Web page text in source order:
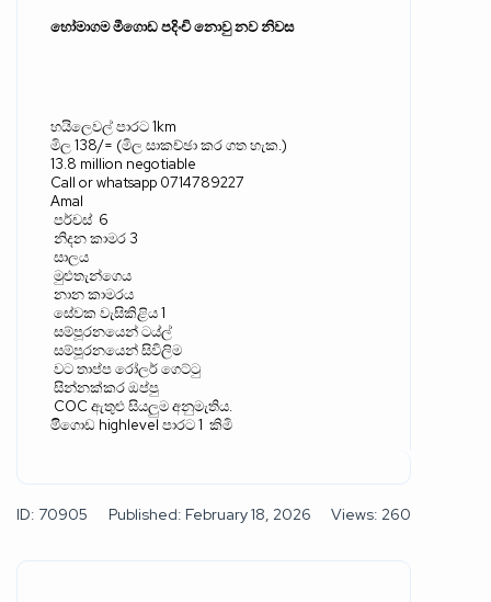
හෝමාගම මීගොඩ පදිංචි නොවු නව නිවස
හයිලෙවල් පාරට1km
මිල 138/= (මිල සාකච්ඡා කර ගත හැක.)
13.8 million negotiable
Call or whatsapp 0714789227
Amal
පර්චස් 6
නිදන කාමර 3
සාලය
මුළුතැන්ගෙය
නාන කාමරය
සේවක වැසිකිළිය1
සම්පූරනයෙන් ටය්ල්
සම්පූරනයෙන් සිවිලිම
වට තාප්ප රෝලර් ගෙට්ටු
සින්නක්කර ඔප්පු
COC ඇතුළු සියලුම අනුමැතිය.
මිිගොඩ highlevel පාරට1 කිමි
ID: 70905 Published: February 18, 2026 Views: 260